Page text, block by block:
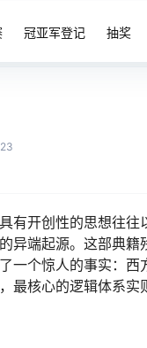
冠亚军登记 抽奖
23
有开创性的思想往
异端起源。这部典
一个惊人的事实：
最核心的逻辑体系实